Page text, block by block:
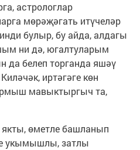
астрологлар
мөрәҗәгать итүчеләр
булыр, бу айда, алдагы
ни дә, югалтуларым
да белеп торганда яшәү
иртәгәге көн
мавыктыргыч та,
өметле башланып
укымышлы, затлы